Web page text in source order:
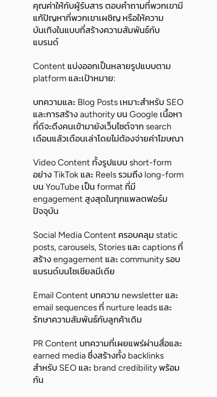
คุณค่าให้กับผู้รับสาร ตอบคำถามที่พวกเขามี
แก้ปัญหาที่พวกเขาเผชิญ หรือให้ความ
บันเทิงในแบบที่สร้างความสัมพันธ์กับ
แบรนด์
Content แบ่งออกเป็นหลายรูปแบบตาม
platform และเป้าหมาย:
บทความและ Blog Posts เหมาะสำหรับ SEO
และการสร้าง authority บน Google เนื้อหา
ที่ดีจะดึงคนเข้ามายังเว็บไซต์จาก search
เดือนแล้วเดือนเล่าโดยไม่ต้องจ่ายค่าโฆษณา
Video Content ทั้งรูปแบบ short-form
อย่าง TikTok และ Reels รวมถึง long-form
บน YouTube เป็น format ที่มี
engagement สูงสุดในทุกแพลตฟอร์ม
ปัจจุบัน
Social Media Content ครอบคลุม static
posts, carousels, Stories และ captions ที่
สร้าง engagement และ community รอบ
แบรนด์บนโซเชียลมีเดีย
Email Content บทความ newsletter และ
email sequences ที่ nurture leads และ
รักษาความสัมพันธ์กับลูกค้าเดิม
PR Content บทความที่เผยแพร่ผ่านสื่อและ
earned media ซึ่งสร้างทั้ง backlinks
สำหรับ SEO และ brand credibility พร้อม
กัน